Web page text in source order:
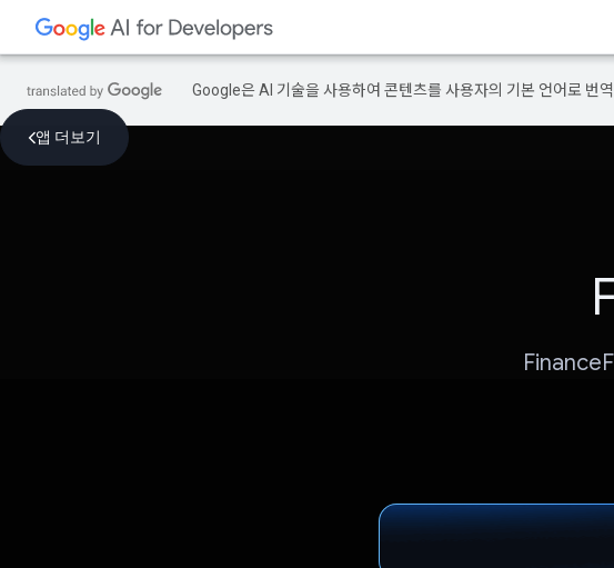
Google은 AI 기술을 사용하여 콘텐츠를 사용자의 기본 언어로 번
앱 더보기